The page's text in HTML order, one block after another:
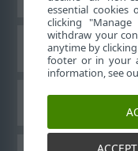
essential cookies
clicking
withdraw your
anytime by
footer or in your
information, see